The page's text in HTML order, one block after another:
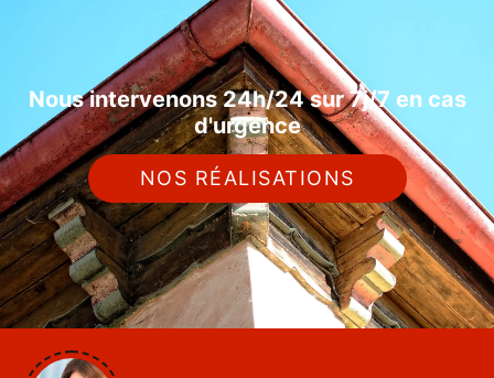
Nous intervenons 24h/24 sur 7j/7 en cas
d'urgence
NOS RÉALISATIONS